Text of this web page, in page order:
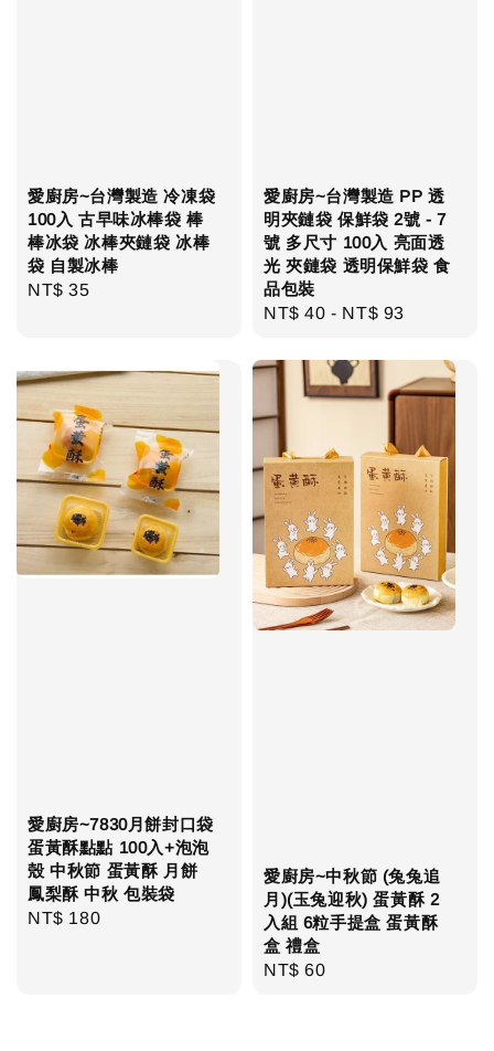
愛廚房~台灣製造 冷凍袋
100入 古早味冰棒袋 棒
棒冰袋 冰棒夾鏈袋 冰棒
袋 自製冰棒
Regular
NT$ 35
愛廚房~台灣製造 PP 透
明夾鏈袋 保鮮袋 2號 - 7
號 多尺寸 100入 亮面透
光 夾鏈袋 透明保鮮袋 食
品包裝
Regular
NT$ 40 - NT$ 93
愛廚房~7830月餅封口袋
蛋黃酥點點 100入+泡泡
殼 中秋節 蛋黃酥 月餅
鳳梨酥 中秋 包裝袋
Regular
NT$ 180
愛廚房~中秋節 (兔兔追
月)(玉兔迎秋) 蛋黃酥 2
入組 6粒手提盒 蛋黃酥
盒 禮盒
Regular
NT$ 60